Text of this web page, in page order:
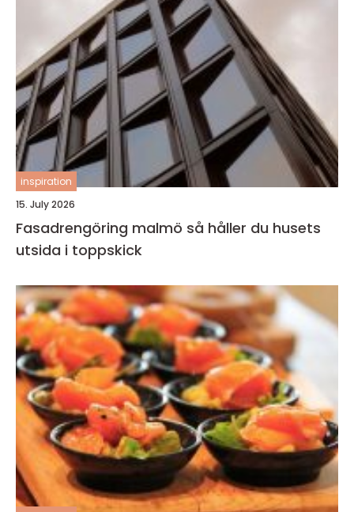
inspiration
15. July 2026
Fasadrengöring malmö så håller du husets
utsida i toppskick